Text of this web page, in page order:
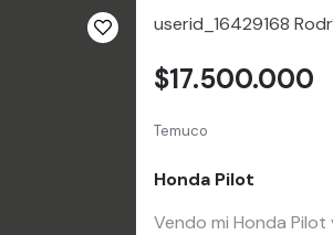
userid_16429168
Temuco
Honda Pilot
Vendo mi Honda
$17.500.000